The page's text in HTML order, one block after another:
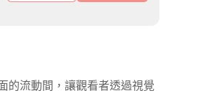
的流動間，讓觀看者透過視覺